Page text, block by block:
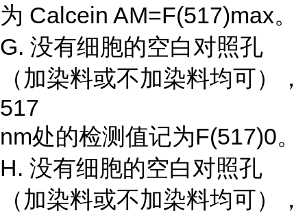
为 Calcein AM=F(517)max。
G. 没有细胞的空白对照孔
（加染料或不加染料均可），
517
nm处的检测值记为F(517)0。
H. 没有细胞的空白对照孔
（加染料或不加染料均可），